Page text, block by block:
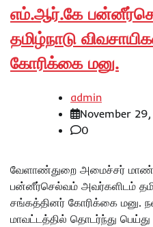
எம்.ஆர்.கே
தமிழ்நாடு
கோரிக்கை மனு.
admin
November
0
வேளாண்துறை அமைச்சர்
பன்னீர்செல்வம் அவர்களிடம்
சங்கத்தினர் கோரிக்கை மனு.
மாவட்டத்தில் தொடர்ந்து